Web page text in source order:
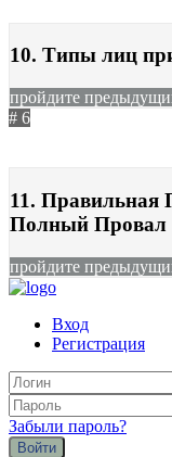
10. Типы лиц
пройдите
# 6
11. Правильная
Полный Провал
пройдите
Вход
Регистрация
Забыли пароль?
Войти